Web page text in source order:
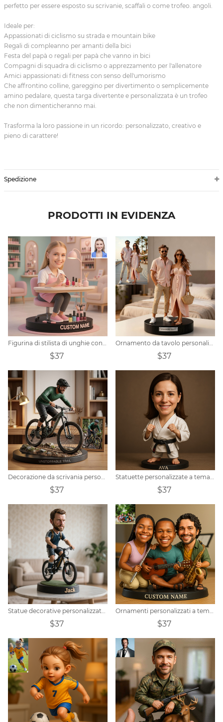
perfetto per essere esposto su scrivanie, scaffali o come trofeo. angoli.
Ideale per:
Appassionati di ciclismo su strada e mountain bike
Regali di compleanno per amanti della bici
Festa del papà o regali per papà che vanno in bici
Compagni di squadra di ciclismo o apprezzamento per l'allenatore
Amici appassionati di fitness con senso dell'umorismo
Che affrontino colline, gareggino per divertimento o semplicemente
amino pedalare, questa targa divertente e personalizzata è un trofeo
che non dimenticheranno mai.
Trasforma la loro passione in un ricordo: personalizzato, creativo e
pieno di carattere!
Spedizione
PRODOTTI IN EVIDENZA
$37 $37
$37 $37
$37 $37